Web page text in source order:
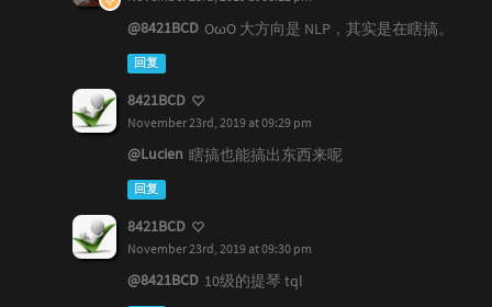
@8421BCD OωO 大方向是 NLP，其实是在瞎搞。
回复
8421BCD
November 23rd, 2019 at 09:29 pm
@Lucien 瞎搞也能搞出东西来呢
回复
8421BCD
November 23rd, 2019 at 09:30 pm
@8421BCD 10级的提琴 tql